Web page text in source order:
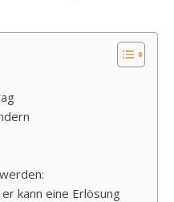
kann eine Erlösung